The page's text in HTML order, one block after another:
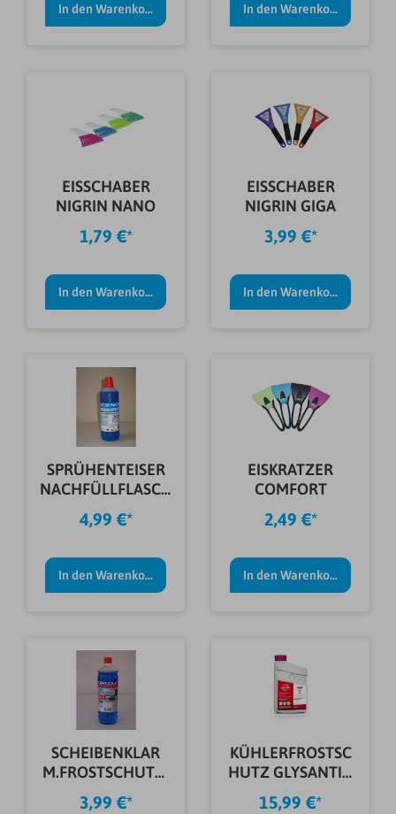
In den Warenkorb In den Warenkorb
EISSCHABER
NIGRIN NANO
1,79 €*
In den Warenkorb
EISSCHABER
NIGRIN GIGA
3,99 €*
In den Warenkorb
SPRÜHENTEISER
NACHFÜLLFLASCH
E 1 L
4,99 €*
In den Warenkorb
EISKRATZER
COMFORT
2,49 €*
In den Warenkorb
SCHEIBENKLAR
M.FROSTSCHUTZ-
KONZENTRAT 1L
3,99 €*
KÜHLERFROSTSC
HUTZ GLYSANTIN
G65 ECO 1L
15,99 €*